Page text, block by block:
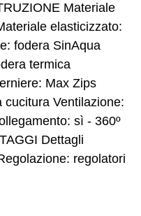
Materiale
elasticizzato:
fodera SinAqua
termica
Max Zips
cucitura Ventilazione:
sì - 360º
Dettagli
regolatori